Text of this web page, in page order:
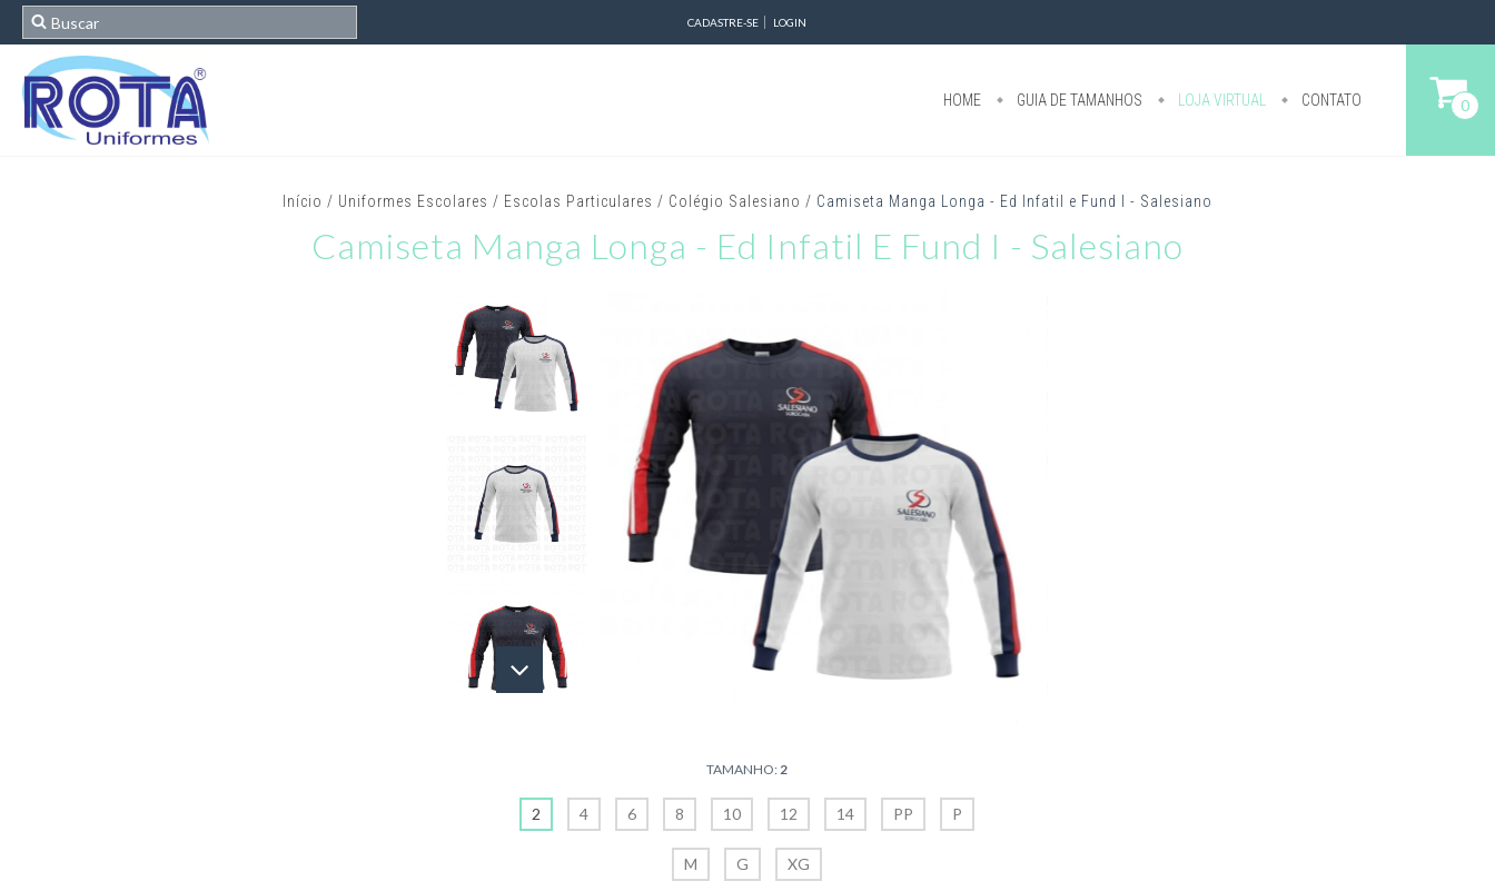
CADASTRE-SE LOGIN
HOME GUIA DE TAMANHOS LOJA VIRTUAL CONTATO 0
Início / Uniformes Escolares / Escolas Particulares / Colégio Salesiano / Camiseta Manga Longa - Ed Infatil e Fund I - Salesiano
Camiseta Manga Longa - Ed Infatil E Fund I - Salesiano
TAMANHO:2
2 4 6 8 10 12 14 PP P
M G XG